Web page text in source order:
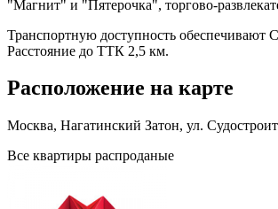
"Магнит" и "Пятерочка", торгово-
Транспортную доступность обеспечивают
Расстояние до ТТК 2,5 км.
Расположение на карте
Москва, Нагатинский Затон, ул.
Все квартиры распроданые